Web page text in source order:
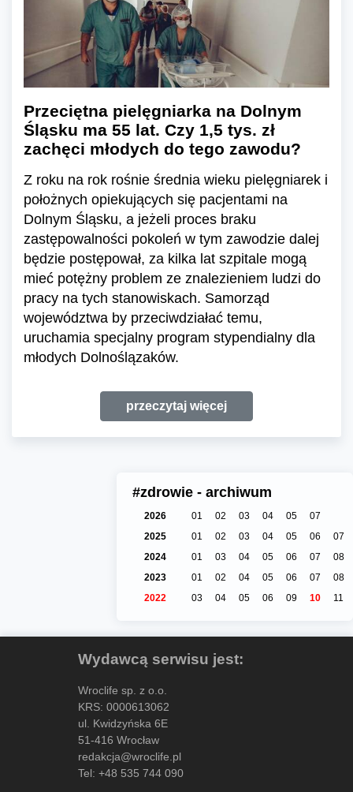
Przeciętna pielęgniarka na Dolnym
Śląsku ma 55 lat. Czy 1,5 tys. zł
zachęci młodych do tego zawodu?
Z roku na rok rośnie średnia wieku pielęgniarek i
położnych opiekujących się pacjentami na
Dolnym Śląsku, a jeżeli proces braku
zastępowalności pokoleń w tym zawodzie dalej
będzie postępował, za kilka lat szpitale mogą
mieć potężny problem ze znalezieniem ludzi do
pracy na tych stanowiskach. Samorząd
województwa by przeciwdziałać temu,
uruchamia specjalny program stypendialny dla
młodych Dolnoślązaków.
przeczytaj więcej
#zdrowie - archiwum
2026 01 02 03 04 05
07
2025
01 02 03 04 05 06
07
2024
01 03 04 05 06 07
08
2023
01 02 04 05 06 07
08
2022
03 04 05 06 09 10 11
Wydawcą serwisu jest:
Wroclife sp. z o.o.
KRS: 0000613062
ul. Kwidzyńska 6E
51-416 Wrocław
redakcja@wroclife.pl
Tel: +48 535 744 090